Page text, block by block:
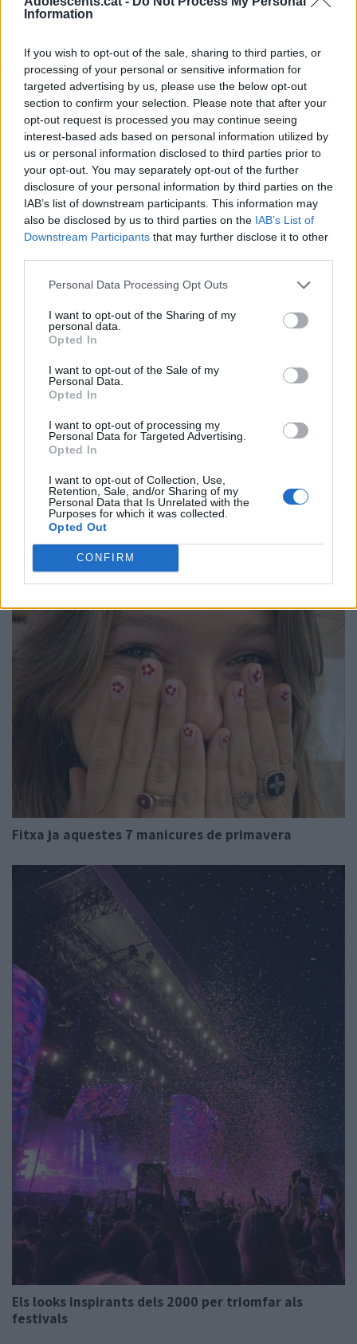
Information
If you wish to opt-out of the sale, sharing to third parties, or
processing of your personal or sensitive information for
targeted advertising by us, please use the below opt-out
section to confirm your selection. Please note that after your
opt-out request is processed you may continue seeing
interest-based ads based on personal information utilized by
us or personal information disclosed to third parties prior to
your opt-out. You may separately opt-out of the further
disclosure of your personal information by third parties on the
IAB’s list of downstream participants. This information may
also be disclosed by us to third parties on the IAB’s List of
Downstream Participants that may further disclose it to other
Personal Data Processing Opt Outs
I want to opt-out of the Sharing of my
personal data.
Opted In
I want to opt-out of the Sale of my
Personal Data.
Opted In
I want to opt-out of processing my
Personal Data for Targeted Advertising.
Opted In
I want to opt-out of Collection, Use,
Retention, Sale, and/or Sharing of my
Personal Data that Is Unrelated with the
Purposes for which it was collected.
Opted Out
CONFIRM
I aquí et deixem alguns looks inspirats en
encanten!
També et pot interessar
Fitxa ja aquestes 7 manicures de primavera
Els looks inspirants dels 2000 per triomfar als
festivals